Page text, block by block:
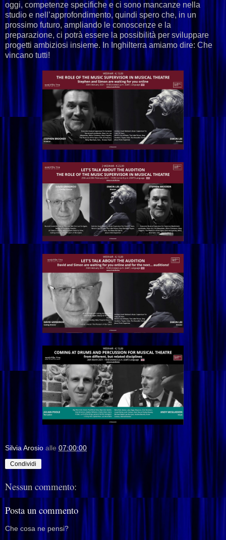
oggi, competenze specifiche e ci sono mancanze nella
studio e nell’approfondimento, quindi spero che, in un
prossimo futuro, ampliando le conoscenze e la
preparazione, ci potrà essere la possibilità per sviluppare
progetti ambiziosi insieme. In Inghilterra amiamo dire: Che
vincano tutti!
Silvia Arosio alle 07:00:00
Condividi
Nessun commento:
Posta un commento
Che cosa ne pensi?